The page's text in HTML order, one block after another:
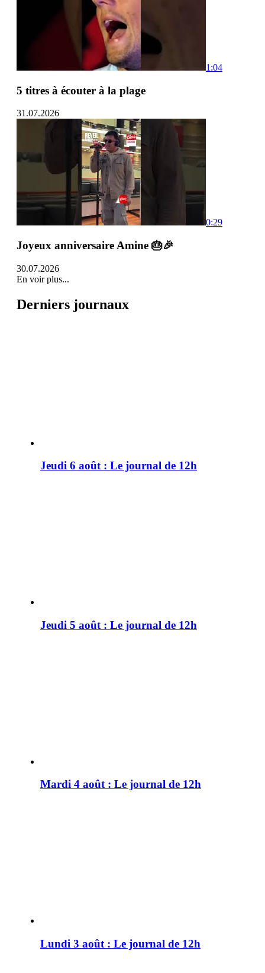
1:04
5 titres à écouter à la plage
31.07.2026
0:29
Joyeux anniversaire Amine 🎂🎉
30.07.2026
En voir plus...
Derniers journaux
Jeudi 6 août : Le journal de 12h
Jeudi 5 août : Le journal de 12h
Mardi 4 août : Le journal de 12h
Lundi 3 août : Le journal de 12h